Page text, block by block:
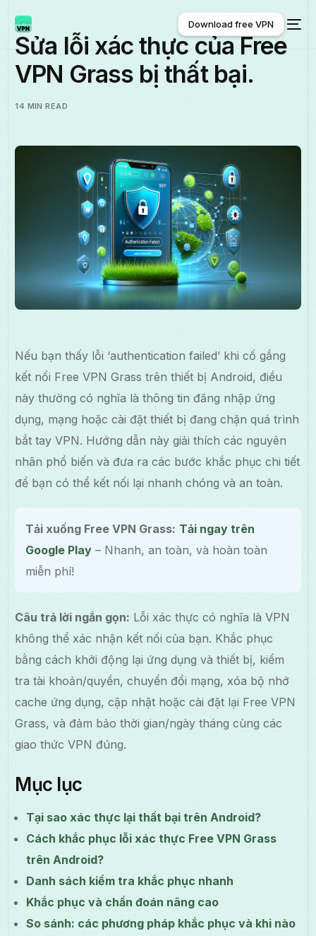
Tiếng Việt
Download free VPN
Download free VPN
Sửa lỗi xác thực của Free
VPN Grass bị thất bại.
14 MIN READ
Nếu bạn thấy lỗi ‘authentication failed’ khi cố gắng
kết nối Free VPN Grass trên thiết bị Android, điều
này thường có nghĩa là thông tin đăng nhập ứng
dụng, mạng hoặc cài đặt thiết bị đang chặn quá trình
bắt tay VPN. Hướng dẫn này giải thích các nguyên
nhân phổ biến và đưa ra các bước khắc phục chi tiết
để bạn có thể kết nối lại nhanh chóng và an toàn.
Tải xuống Free VPN Grass: Tải ngay trên
Google Play – Nhanh, an toàn, và hoàn toàn
miễn phí!
Câu trả lời ngắn gọn: Lỗi xác thực có nghĩa là VPN
không thể xác nhận kết nối của bạn. Khắc phục
bằng cách khởi động lại ứng dụng và thiết bị, kiểm
tra tài khoản/quyền, chuyển đổi mạng, xóa bộ nhớ
cache ứng dụng, cập nhật hoặc cài đặt lại Free VPN
Grass, và đảm bảo thời gian/ngày tháng cùng các
giao thức VPN đúng.
Mục lục
Tại sao xác thực lại thất bại trên Android?
Cách khắc phục lỗi xác thực Free VPN Grass
trên Android?
Danh sách kiểm tra khắc phục nhanh
Khắc phục và chẩn đoán nâng cao
So sánh: các phương pháp khắc phục và khi nào